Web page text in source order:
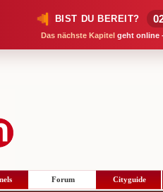
BIST DU BEREIT?
Das nächste Kapitel geht online
Forum Cityguide